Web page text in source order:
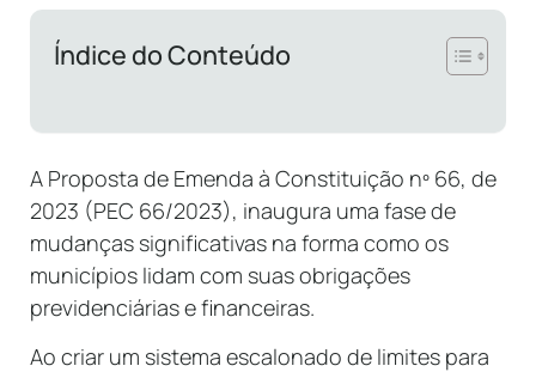
Índice do Conteúdo
A Proposta de Emenda à Constituição nº 66, de
2023 (PEC 66/2023), inaugura uma fase de
mudanças significativas na forma como os
municípios lidam com suas obrigações
previdenciárias e financeiras.
Ao criar um sistema escalonado de limites para